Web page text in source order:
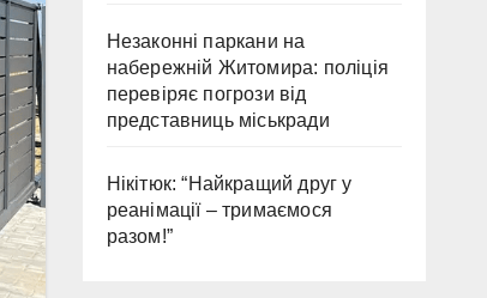
Незаконні паркани на
набережній Житомира: поліція
перевіряє погрози від
представниць міськради
Нікітюк: “Найкращий друг у
реанімації – тримаємося
разом!”